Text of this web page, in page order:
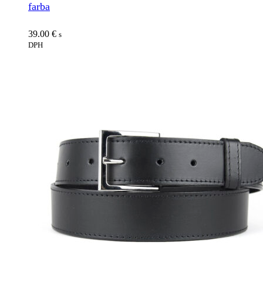
farba
39.00 € s
DPH